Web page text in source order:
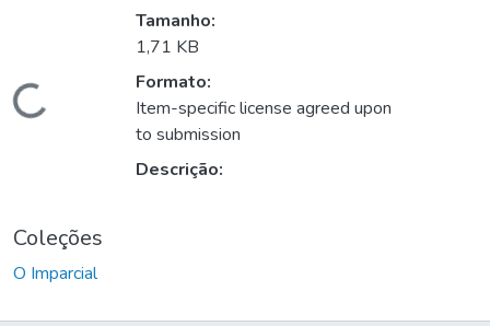
Carregando...
Tamanho:
1,71 KB
Formato:
Item-specific license agreed upon
to submission
Descrição:
Coleções
O Imparcial